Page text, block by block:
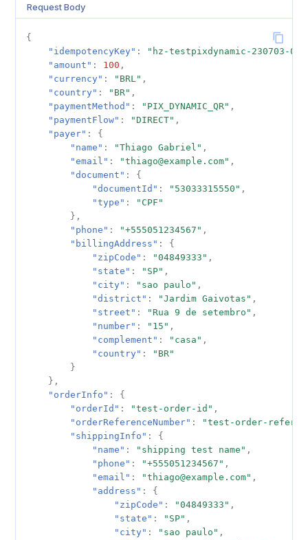
明
orderInfo 对象字段说明
shippingInfo 对象字段说明
expirationInfo 对象字段说
merchantRedirectInfo 对
象字段说明
Response Body 字段说明
transferDetails 对象字段说
pix 对象字段说明
Transfer Status
Notification Event Type
Request Body
{
"idempotencyKey" :
"hz-testpixdynamic-230703-
"amount" : 100 ,
"currency" : "BRL" ,
"country" : "BR" ,
"paymentMethod" : "PIX_DYNAMIC_QR" ,
"paymentFlow" : "DIRECT" ,
"payer" :
{
"name" : "Thiago Gabriel" ,
"email" : "thiago@example.com" ,
"document" :
{
"documentId" : "53033315550" ,
"type" :
"CPF"
},
"phone" : "+555051234567" ,
"billingAddress" :
{
"zipCode" : "04849333" ,
"state" : "SP" ,
"city" : "sao paulo" ,
"district" : "Jardim Gaivotas" ,
"street" : "Rua 9 de setembro" ,
"number" : "15" ,
"complement" : "casa" ,
"country" :
"BR"
}
},
"orderInfo" :
{
"orderId" : "test-order-id" ,
"orderReferenceNumber" :
"test-order-
"shippingInfo" :
{
"name" : "shipping test name" ,
"phone" : "+555051234567" ,
"email" : "thiago@example.com" ,
"address" :
{
"zipCode" : "04849333" ,
"state" : "SP" ,
"city" : "sao paulo" ,